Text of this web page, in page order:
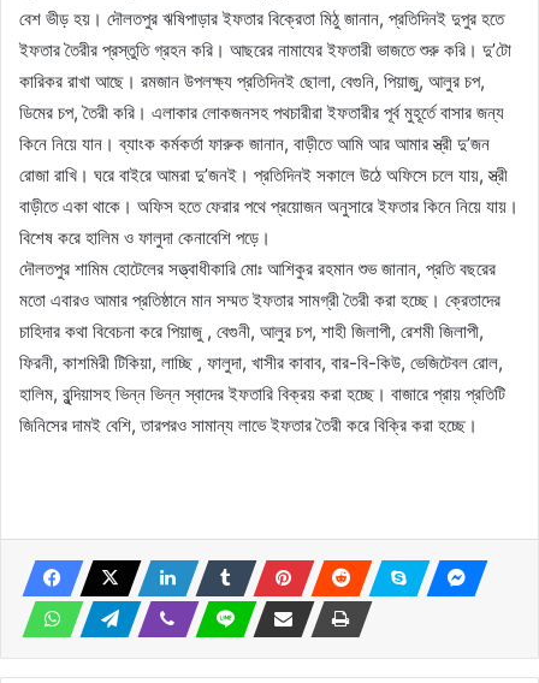
বেশ ভীড় হয়। দৌলতপুর ঋষিপাড়ার ইফতার বিক্রেতা মিঠু জানান, প্রতিদিনই দুপুর হতে
ইফতার তৈরীর প্রস্তুতি গ্রহন করি। আছরের নামাযের ইফতারী ভাজতে শুরু করি। দু’টো
কারিকর রাখা আছে। রমজান উপলক্ষ্য প্রতিদিনই ছোলা, বেগুনি, পিয়াজু, আলুর চপ,
ডিমের চপ, তৈরী করি। এলাকার লোকজনসহ পথচারীরা ইফতারীর পূর্ব মুহূর্তে বাসার জন্য
কিনে নিয়ে যান। ব্যাংক কর্মকর্তা ফারুক জানান, বাড়ীতে আমি আর আমার স্ত্রী দু’জন
রোজা রাখি। ঘরে বাইরে আমরা দু’জনই। প্রতিদিনই সকালে উঠে অফিসে চলে যায়, স্ত্রী
বাড়ীতে একা থাকে। অফিস হতে ফেরার পথে প্রয়োজন অনুসারে ইফতার কিনে নিয়ে যায়।
বিশেষ করে হালিম ও ফালুদা কেনাবেশি পড়ে।
দৌলতপুর শামিম হোটেলের সত্ত্বাধীকারি মোঃ আশিকুর রহমান শুভ জানান, প্রতি বছরের
মতো এবারও আমার প্রতিষ্ঠানে মান সম্মত ইফতার সামগ্রী তৈরী করা হচ্ছে। ক্রেতাদের
চাহিদার কথা বিবেচনা করে পিয়াজু , বেগুনী, আলুর চপ, শাহী জিলাপী, রেশমী জিলাপী,
ফিরনী, কাশমিরী টিকিয়া, লাচ্ছি , ফালুদা, খাসীর কাবাব, বার-বি-কিউ, ভেজিটেবল রোল,
হালিম, বুন্দিয়াসহ ভিন্ন ভিন্ন স্বাদের ইফতারি বিক্রয় করা হচ্ছে। বাজারে প্রায় প্রতিটি
জিনিসের দামই বেশি, তারপরও সামান্য লাভে ইফতার তৈরী করে বিক্রি করা হচ্ছে।